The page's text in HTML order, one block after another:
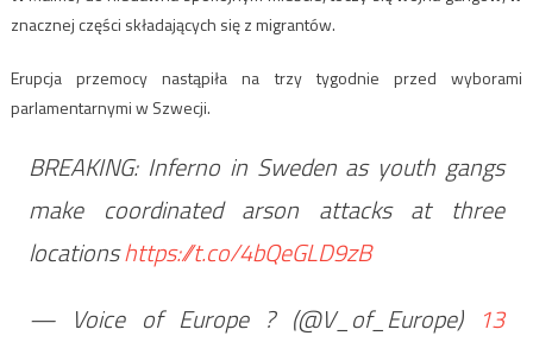
znacznej części składających się z migrantów.
Erupcja przemocy nastąpiła na trzy tygodnie przed wyborami
parlamentarnymi w Szwecji.
BREAKING: Inferno in Sweden as youth gangs
make coordinated arson attacks at three
locationshttps://t.co/4bQeGLD9zB
— Voice of Europe ? (@V_of_Europe) 13